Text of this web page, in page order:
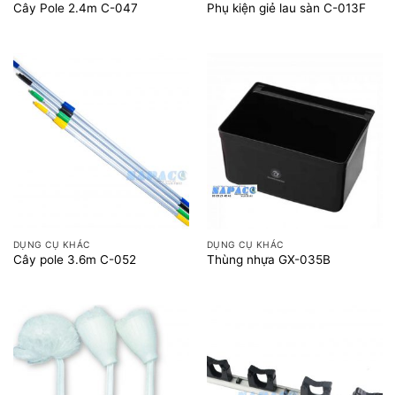
Cây Pole 2.4m C-047 Phụ kiện giẻ lau sàn C-013F
DỤNG CỤ KHÁC
Cây pole 3.6m C-052
DỤNG CỤ KHÁC
Thùng nhựa GX-035B